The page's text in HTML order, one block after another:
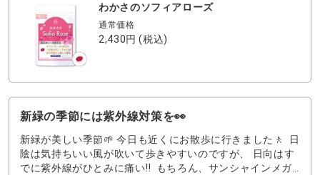
わかさのソフィアローズ
通常価格
2,430円(税込)
新緑の季節には紫外線対策を👀
新緑が美しい季節🌱 今日も近くにお散歩に行きました🚶 日
陰は気持ちいい風が吹いて歩きやすいのですが、 日向はす
でに紫外線がひとみに痛い‼️ もちろん、サンシャインメガ